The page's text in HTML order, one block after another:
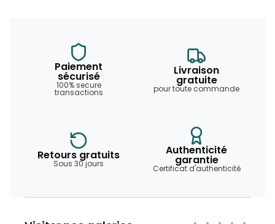
Paiement
sécurisé
100% secure
transactions
Livraison
gratuite
pour toute commande
Retours gratuits
Sous 30 jours
Authenticité
garantie
Certificat d'authenticité